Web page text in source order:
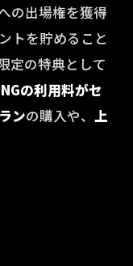
の出場権を獲得
トを貯めること
定の特典として
の利用料がセ
ンの購入や、 上